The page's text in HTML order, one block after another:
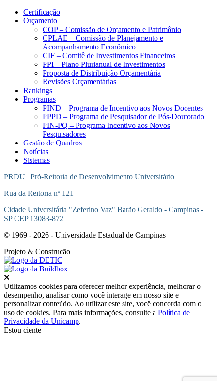
Certificação
Orçamento
COP – Comissão de Orçamento e Patrimônio
CPLAE – Comissão de Planejamento e
Acompanhamento Econômico
CIF – Comitê de Investimentos Financeiros
PPI – Plano Plurianual de Investimentos
Proposta de Distribuição Orçamentária
Revisões Orçamentárias
Rankings
Programas
PIND – Programa de Incentivo aos Novos Docentes
PPPD – Programa de Pesquisador de Pós-Doutorado
PIN-PQ – Programa Incentivo aos Novos
Pesquisadores
Gestão de Quadros
Notícias
Sistemas
PRDU | Pró-Reitoria de Desenvolvimento Universitário
Rua da Reitoria nº 121
Cidade Universitária "Zeferino Vaz" Barão Geraldo - Campinas -
SP CEP 13083-872
© 1969 - 2026 - Universidade Estadual de Campinas
Projeto & Construção
Utilizamos cookies para oferecer melhor experiência, melhorar o
desempenho, analisar como você interage em nosso site e
personalizar conteúdo. Ao utilizar este site, você concorda com o
uso de cookies. Para mais informações, consulte a Política de
Privacidade da Unicamp.
Estou ciente